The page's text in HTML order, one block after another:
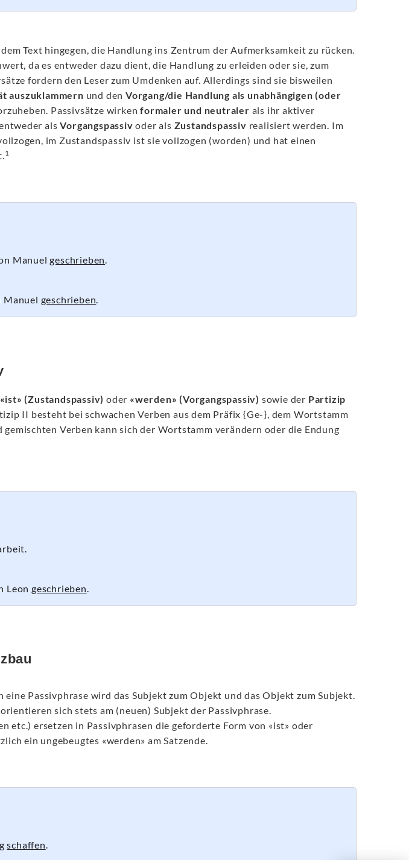
Text hingegen, die Handlung ins Zentrum der Aufmerksamkeit zu rücken.
da es entweder dazu dient, die Handlung zu erleiden oder sie, zum
fordern den Leser zum Umdenken auf. Allerdings sind sie bisweilen
auszuklammern und den Vorgang/die Handlung als unabhängigen (oder
Passivsätze wirkenformaler und neutraler als ihr aktiver
alsVorgangspassiv oder als Zustandspassiv realisiert werden. Im
im Zustandspassiv ist sie vollzogen (worden) und hat einen
1
Manuelgeschrieben.
Manuel geschrieben.
«ist» (Zustandspassiv) oder «werden» (Vorgangspassiv) sowie der Partizip
II besteht bei schwachen Verben aus dem Präfix {Ge-}, dem Wortstamm
Verben kann sich der Wortstamm verändern oder die Endung
Leon geschrieben.
Passivphrase wird das Subjekt zum Objekt und das Objekt zum Subjekt.
sich stets am (neuen) Subjekt der Passivphrase.
etc.) ersetzen in Passivphrasen die geforderte Form von «ist» oder
ein ungebeugtes «werden» am Satzende.
schaffen.